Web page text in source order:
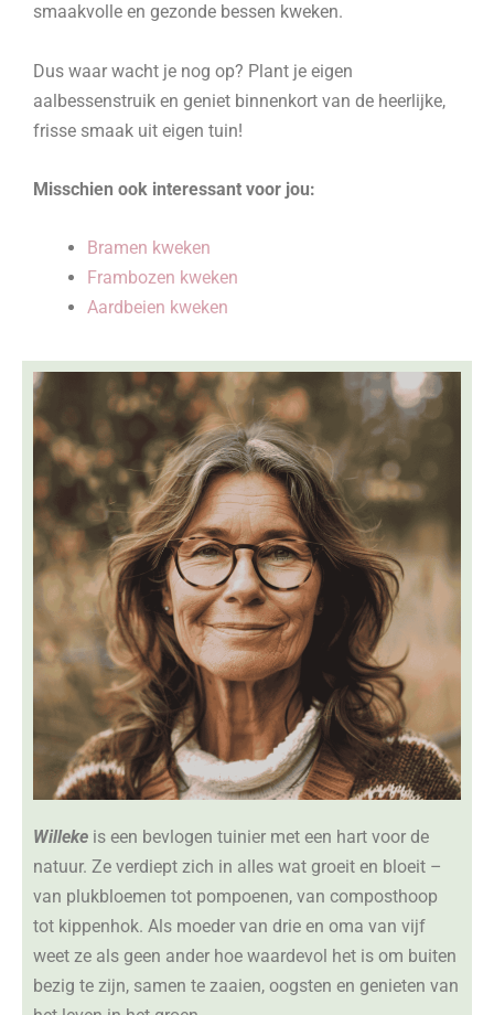
smaakvolle en gezonde bessen kweken.
Dus waar wacht je nog op? Plant je eigen
aalbessenstruik en geniet binnenkort van de heerlijke,
frisse smaak uit eigen tuin!
Misschien ook interessant voor jou:
Bramen kweken
Frambozen kweken
Aardbeien kweken
Willeke is een bevlogen tuinier met een hart voor de
natuur. Ze verdiept zich in alles wat groeit en bloeit –
van plukbloemen tot pompoenen, van composthoop
tot kippenhok. Als moeder van drie en oma van vijf
weet ze als geen ander hoe waardevol het is om buiten
bezig te zijn, samen te zaaien, oogsten en genieten van